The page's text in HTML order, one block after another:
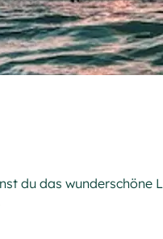
du das wunderschöne